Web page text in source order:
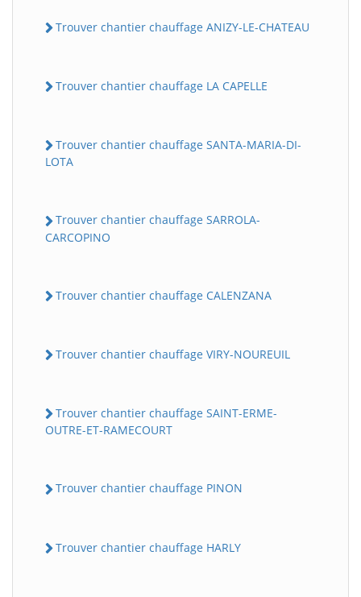
Trouver chantier chauffage ANIZY-LE-CHATEAU
Trouver chantier chauffage LA CAPELLE
Trouver chantier chauffage SANTA-MARIA-DI-
LOTA
Trouver chantier chauffage SARROLA-
CARCOPINO
Trouver chantier chauffage CALENZANA
Trouver chantier chauffage VIRY-NOUREUIL
Trouver chantier chauffage SAINT-ERME-
OUTRE-ET-RAMECOURT
Trouver chantier chauffage PINON
Trouver chantier chauffage HARLY